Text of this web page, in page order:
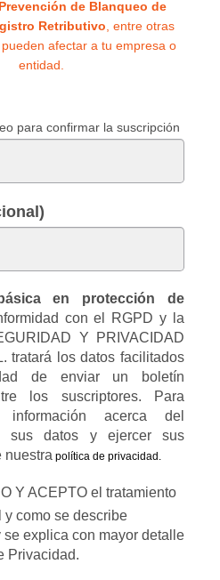
Prevención de Blanqueo de
Retributivo, entre otras
afectar a tu empresa o
entidad.
para confirmar la suscripción
en protección de
con el RGPD y la
Y PRIVACIDAD
tratará los datos facilitados
de enviar un boletín
los suscriptores. Para
información acerca del
sus datos y ejercer sus
nuestra política de privacidad .
Y ACEPTO el tratamiento
y como se describe
se explica con mayor detalle
Privacidad.